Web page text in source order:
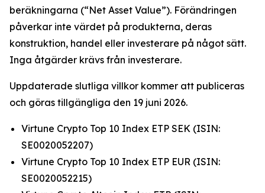
beräkningarna (“Net Asset Value”). Förändringen
påverkar inte värdet på produkterna, deras
konstruktion, handel eller investerare på något sätt.
Inga åtgärder krävs från investerare.
Uppdaterade slutliga villkor kommer att publiceras
och göras tillgängliga den 19 juni 2026.
Virtune Crypto Top 10 Index ETP SEK (ISIN:
SE0020052207)
Virtune Crypto Top 10 Index ETP EUR (ISIN:
SE0020052215)